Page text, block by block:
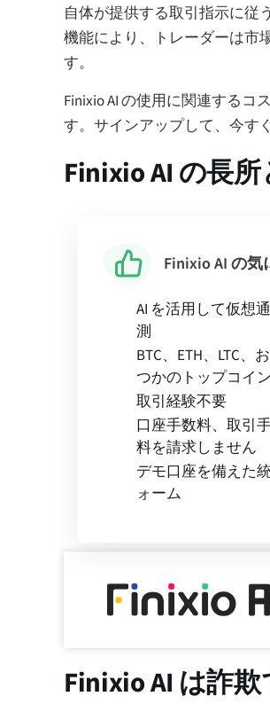
自体が提供する取引指示に従
機能により、トレーダーは市
す。
Finixio AI の使用に関連するコ
す。サインアップして、今す
Finixio AI の長
Finixio AI の
AI を活用して仮想
測
BTC、ETH、LTC、
つかのトップコイ
取引経験不要
口座手数料、取引
料を請求しません
デモ口座を備えた
ォーム
Finixio AI は詐